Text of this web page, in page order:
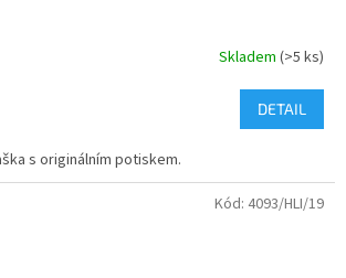
Skladem (>5 ks)
DETAIL
s originálním potiskem.
Kód: 4093/HLI/19